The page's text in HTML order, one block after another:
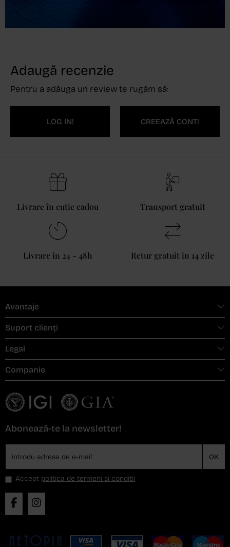
Adaugă recenzie
Pentru a adăuga un review te rugăm să:
LOG IN! CREEAZĂ CONT!
Livrare în cutie cadou Transport gratuit
Livrare în 24 - 48h Retur gratuit în 14 zile
Avantaje
Suport clienți
Legal
Companie
Abonează-te la newsletter!
OK
Accept politica de termeni si conditii